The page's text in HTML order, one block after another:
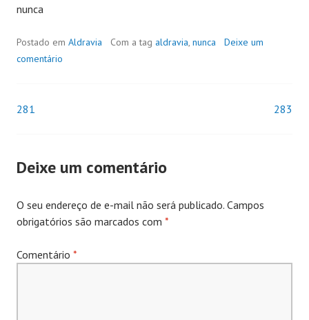
nunca
Postado em Aldravia Com a tag aldravia, nunca
Deixe um
comentário
Navegação
Posts
281 283
Deixe um comentário
O seu endereço de e-mail não será publicado. Campos
obrigatórios são marcados com *
Comentário *